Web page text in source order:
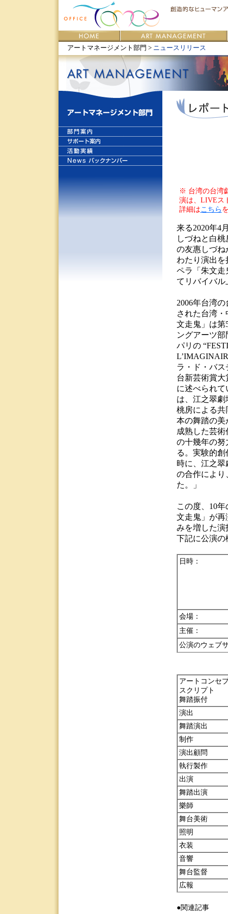
アートマネージメント部門 > ニュースリリース
※ 台湾の台湾
演は、LIVEス
詳細はこちら
来る2020年4
しづねと白
の友惠しづね
わたり演出
ペラ「朱文走
てリバイバル
2006年台湾
された台湾
文走鬼」は第
ングアーツ部
パリの
ラ・ド・バ
台新芸術賞
に述べられ
は、江之翠
桃房による共
本の舞踏の美
成熟した芸
の十幾年の努
る。実験的
時に、江之
の合作により
た。」
この度、10
文走鬼」が再
みを増した演
下記に公演の
日時：
会場：
主催：
公演のウェブ
アートコンセ
スクリプト
舞踏振付
演出
舞踏演出
制作
演出顧問
執行製作
出演
舞踏出演
樂師
舞台美術
照明
衣装
音響
舞台監督
広報
●関連記事